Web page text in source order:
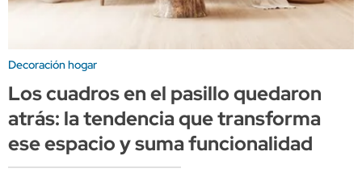
Decoración hogar
Los cuadros en el pasillo quedaron
atrás: la tendencia que transforma
ese espacio y suma funcionalidad